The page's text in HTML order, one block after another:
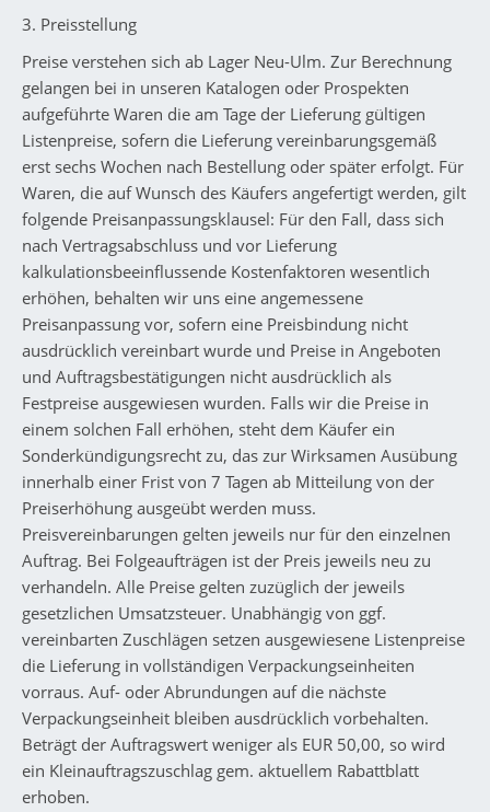
3. Preisstellung
Preise verstehen sich ab Lager Neu-Ulm. Zur Berechnung
gelangen bei in unseren Katalogen oder Prospekten
aufgeführte Waren die am Tage der Lieferung gültigen
Listenpreise, sofern die Lieferung vereinbarungsgemäß
erst sechs Wochen nach Bestellung oder später erfolgt. Für
Waren, die auf Wunsch des Käufers angefertigt werden, gilt
folgende Preisanpassungsklausel: Für den Fall, dass sich
nach Vertragsabschluss und vor Lieferung
kalkulationsbeeinflussende Kostenfaktoren wesentlich
erhöhen, behalten wir uns eine angemessene
Preisanpassung vor, sofern eine Preisbindung nicht
ausdrücklich vereinbart wurde und Preise in Angeboten
und Auftragsbestätigungen nicht ausdrücklich als
Festpreise ausgewiesen wurden. Falls wir die Preise in
einem solchen Fall erhöhen, steht dem Käufer ein
Sonderkündigungsrecht zu, das zur Wirksamen Ausübung
innerhalb einer Frist von 7 Tagen ab Mitteilung von der
Preiserhöhung ausgeübt werden muss.
Preisvereinbarungen gelten jeweils nur für den einzelnen
Auftrag. Bei Folgeaufträgen ist der Preis jeweils neu zu
verhandeln. Alle Preise gelten zuzüglich der jeweils
gesetzlichen Umsatzsteuer. Unabhängig von ggf.
vereinbarten Zuschlägen setzen ausgewiesene Listenpreise
die Lieferung in vollständigen Verpackungseinheiten
vorraus. Auf- oder Abrundungen auf die nächste
Verpackungseinheit bleiben ausdrücklich vorbehalten.
Beträgt der Auftragswert weniger als EUR 50,00, so wird
ein Kleinauftragszuschlag gem. aktuellem Rabattblatt
erhoben.